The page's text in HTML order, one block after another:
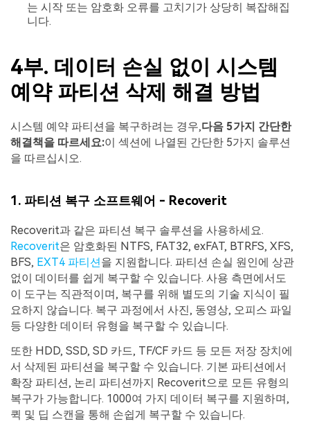
는 시작 또는 암호화 오류를 고치기가 상당히 복잡해집
니다.
4부. 데이터 손실 없이 시스템
예약 파티션 삭제 해결 방법
시스템 예약 파티션을 복구하려는 경우,다음 5가지 간단한
해결책을 따르세요:이 섹션에 나열된 간단한 5가지 솔루션
을 따르십시오.
1. 파티션 복구 소프트웨어 - Recoverit
Recoverit과 같은 파티션 복구 솔루션을 사용하세요.
Recoverit은 암호화된 NTFS, FAT32, exFAT, BTRFS, XFS,
BFS, EXT4 파티션을 지원합니다. 파티션 손실 원인에 상관
없이 데이터를 쉽게 복구할 수 있습니다. 사용 측면에서도
이 도구는 직관적이며, 복구를 위해 별도의 기술 지식이 필
요하지 않습니다. 복구 과정에서 사진, 동영상, 오피스 파일
등 다양한 데이터 유형을 복구할 수 있습니다.
또한 HDD, SSD, SD 카드, TF/CF 카드 등 모든 저장 장치에
서 삭제된 파티션을 복구할 수 있습니다. 기본 파티션에서
확장 파티션, 논리 파티션까지 Recoverit으로 모든 유형의
복구가 가능합니다. 1000여 가지 데이터 복구를 지원하며,
퀵 및 딥 스캔을 통해 손쉽게 복구할 수 있습니다.